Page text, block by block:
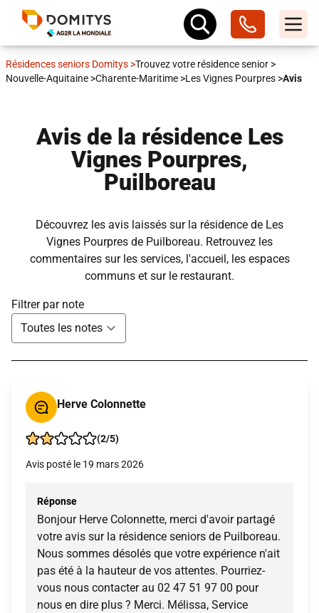
Résidences seniors Domitys >Trouvez votre résidence senior >
Nouvelle-Aquitaine >Charente-Maritime >Les Vignes Pourpres >Avis
Avis de la résidence Les
Vignes Pourpres,
Puilboreau
Découvrez les avis laissés sur la résidence de Les
Vignes Pourpres de Puilboreau. Retrouvez les
commentaires sur les services, l'accueil, les espaces
communs et sur le restaurant.
Filtrer par note
Herve Colonnette
(2/5)
Avis posté le 19 mars 2026
Réponse
Bonjour Herve Colonnette, merci d'avoir partagé
votre avis sur la résidence seniors de Puilboreau.
Nous sommes désolés que votre expérience n'ait
pas été à la hauteur de vos attentes. Pourriez-
vous nous contacter au 02 47 51 97 00 pour
nous en dire plus ? Merci. Mélissa, Service